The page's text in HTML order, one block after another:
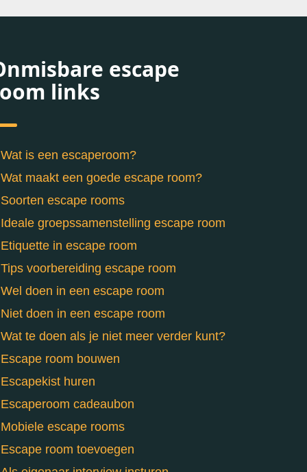
escape
links
Wat is een escaperoom?
Wat maakt een goede escape room?
Soorten escape rooms
Ideale groepssamenstelling escape room
Etiquette in escape room
Tips voorbereiding escape room
Wel doen in een escape room
Niet doen in een escape room
Wat te doen als je niet meer verder kunt?
Escape room bouwen
Escapekist huren
Escaperoom cadeaubon
Mobiele escape rooms
Escape room toevoegen